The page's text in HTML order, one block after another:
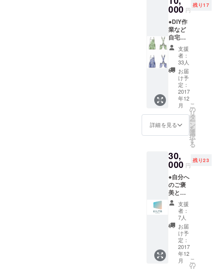
げることを
目的とした
「TEDx
HANEDA」
に選出。
DIT認定
講座を
受講の
場合は
受講料
金より
5000円
引き。
具：真
鍮メッ
キ
000 円
残り17
●DIY作
業など
自宅で
使える
・KILTA
オリジ
ナル
ワーク
エプロ
ン ・
KILTA 3
時間パ
スポー
ト ✕ 1
＜でき
ること
イアン
溶接／
床貼り
／壁ヌ
リ（ペ
イント
or漆喰
等）／
壁ハリ
（壁
紙）／
家具ヅ
クリ ＊
電子チ
ケット
支援
者：
33人
お届
け予
定：
2017
年12
月
詳細を見る
こ
の
リ
タ
ー
ン
を
選
択
す
る
30,
000 円
残り23
●自分へ
のご褒
美とし
て。大
切な人
への贈
り物
に。 ・
KILTA
オリジ
ナル
ワーク
支援
者：
7人
お届
け予
定：
2017
年12
月
こ
の